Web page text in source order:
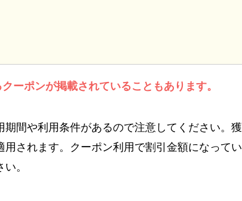
ーポンが掲載されていることもあります。
間や利用条件があるので注意してください。獲
されます。クーポン利用で割引金額になってい
。